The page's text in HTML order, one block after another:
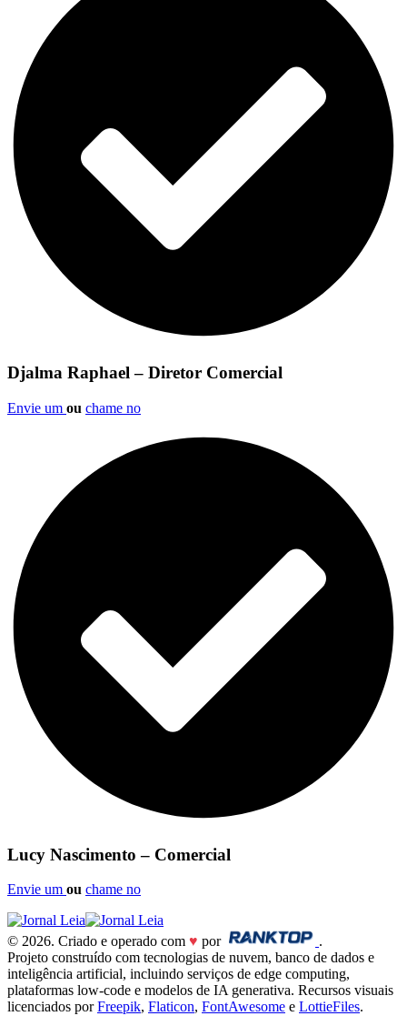
Djalma Raphael – Diretor Comercial
Envie um ou chame no
Lucy Nascimento – Comercial
Envie um ou chame no
© 2026. Criado e operado com ♥ por
.
Projeto construído com tecnologias de nuvem, banco de dados e
inteligência artificial, incluindo serviços de edge computing,
plataformas low-code e modelos de IA generativa. Recursos visuais
licenciados porFreepik, Flaticon, FontAwesome e LottieFiles.